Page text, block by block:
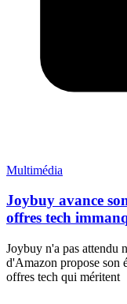
Multimédia
Joybuy avance
offres tech
Joybuy n'a pas attendu
d'Amazon propose son
offres tech qui méritent